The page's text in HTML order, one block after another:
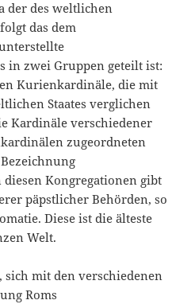
der des weltlichen
das dem
in zwei Gruppen geteilt ist:
Kurienkardinäle, die mit
Staates verglichen
Kardinäle verschiedener
zugeordneten
diesen Kongregationen gibt
päpstlicher Behörden, so
Diese ist die älteste
Welt.
sich mit den verschiedenen
Roms